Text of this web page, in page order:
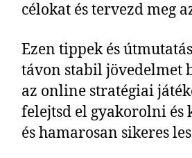
célokat és tervezd meg
Ezen tippek és
távon stabil jövedelmet
az online stratégiai
felejtsd el gyakorolni
és hamarosan sikeres